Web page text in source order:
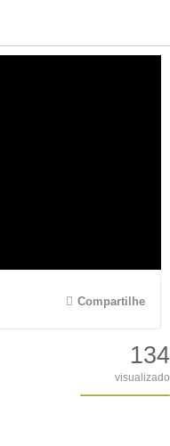
Compartilhe
134
visualizado